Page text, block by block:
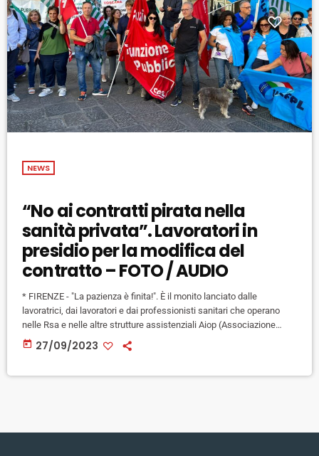
NEWS
“No ai contratti pirata nella
sanità privata”. Lavoratori in
presidio per la modifica del
contratto – FOTO / AUDIO
* FIRENZE - "La pazienza è finita!". È il monito lanciato dalle
lavoratrici, dai lavoratori e dai professionisti sanitari che operano
nelle Rsa e nelle altre strutture assistenziali Aiop (Associazione
italiana ospedalità privata) che scioperano oggi in tutta Italia per la
mancata apertura di un tavolo di trattativa per il rinnovo del contratto
today 27/09/2023